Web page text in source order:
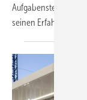
Aufgabenstellungen.
seinen Erfahrungen